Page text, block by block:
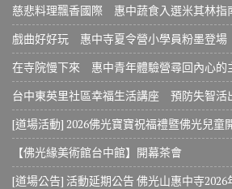
慈悲料理飄香國際 惠中蔬食入選米其林指
戲曲好好玩 惠中寺夏令營小學員粉墨登場
在寺院慢下來 惠中青年體驗營尋回內心的
台中東英里社區幸福生活講座 預防失智活
[道場活動] 2026佛光寶寶祝福禮暨佛光兒童
【佛光緣美術館台中館】開幕茶會
[道場公告] 活動延期公告 佛光山惠中寺